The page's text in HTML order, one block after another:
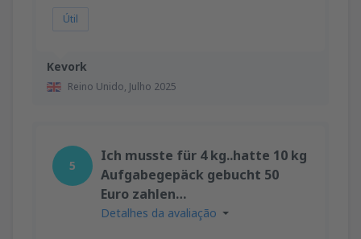
Kevork
Reino Unido, Julho 2025
Útil
5
Ich musste für 4 kg..hatte 10 kg
Aufgabegepäck gebucht 50
Euro zahlen…
Detalhes da avaliação